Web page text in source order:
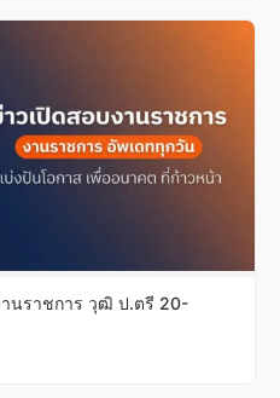
นราชการ วุฒิ ป.ตรี 20-